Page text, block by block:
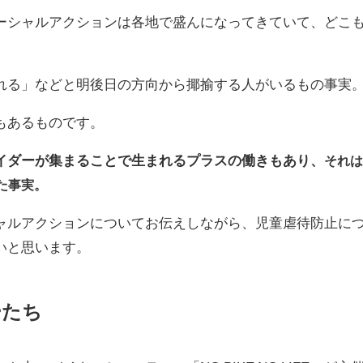
ャルアクションは各地で盛んになってきていて、どこも
」などと明後日の方向から揶揄する人がいるもの事実。
るものです。
ーが集まることで生まれるプラスの働きもあり、 それは
事実。
アクションについてお伝えしながら、児童虐待防止に
思います。
ち